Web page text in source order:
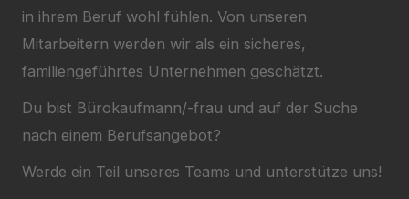
in ihrem Beruf wohl fühlen. Von unseren
Mitarbeitern werden wir als ein sicheres,
familiengeführtes Unternehmen geschätzt.
Du bist Bürokaufmann/-frau und auf der Suche
nach einem Berufsangebot?
Werde ein Teil unseres Teams und unterstütze uns!